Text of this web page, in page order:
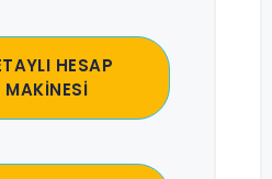
HESAP
MAKİNESİ